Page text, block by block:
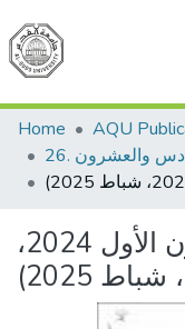
Home
AQU
والعشرون
أخبار جامعة القدس (كانون الأول 2024،